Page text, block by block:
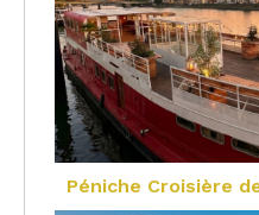
Péniche Croisière